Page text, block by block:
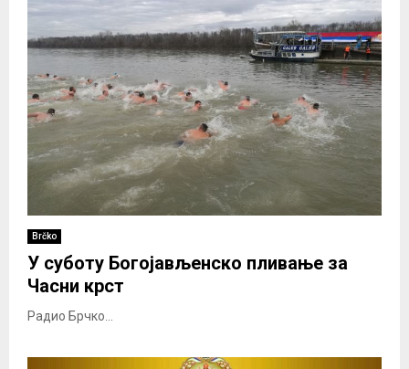
Brčko
У суботу Богојављенско пливање за
Часни крст
Радио Брчко...